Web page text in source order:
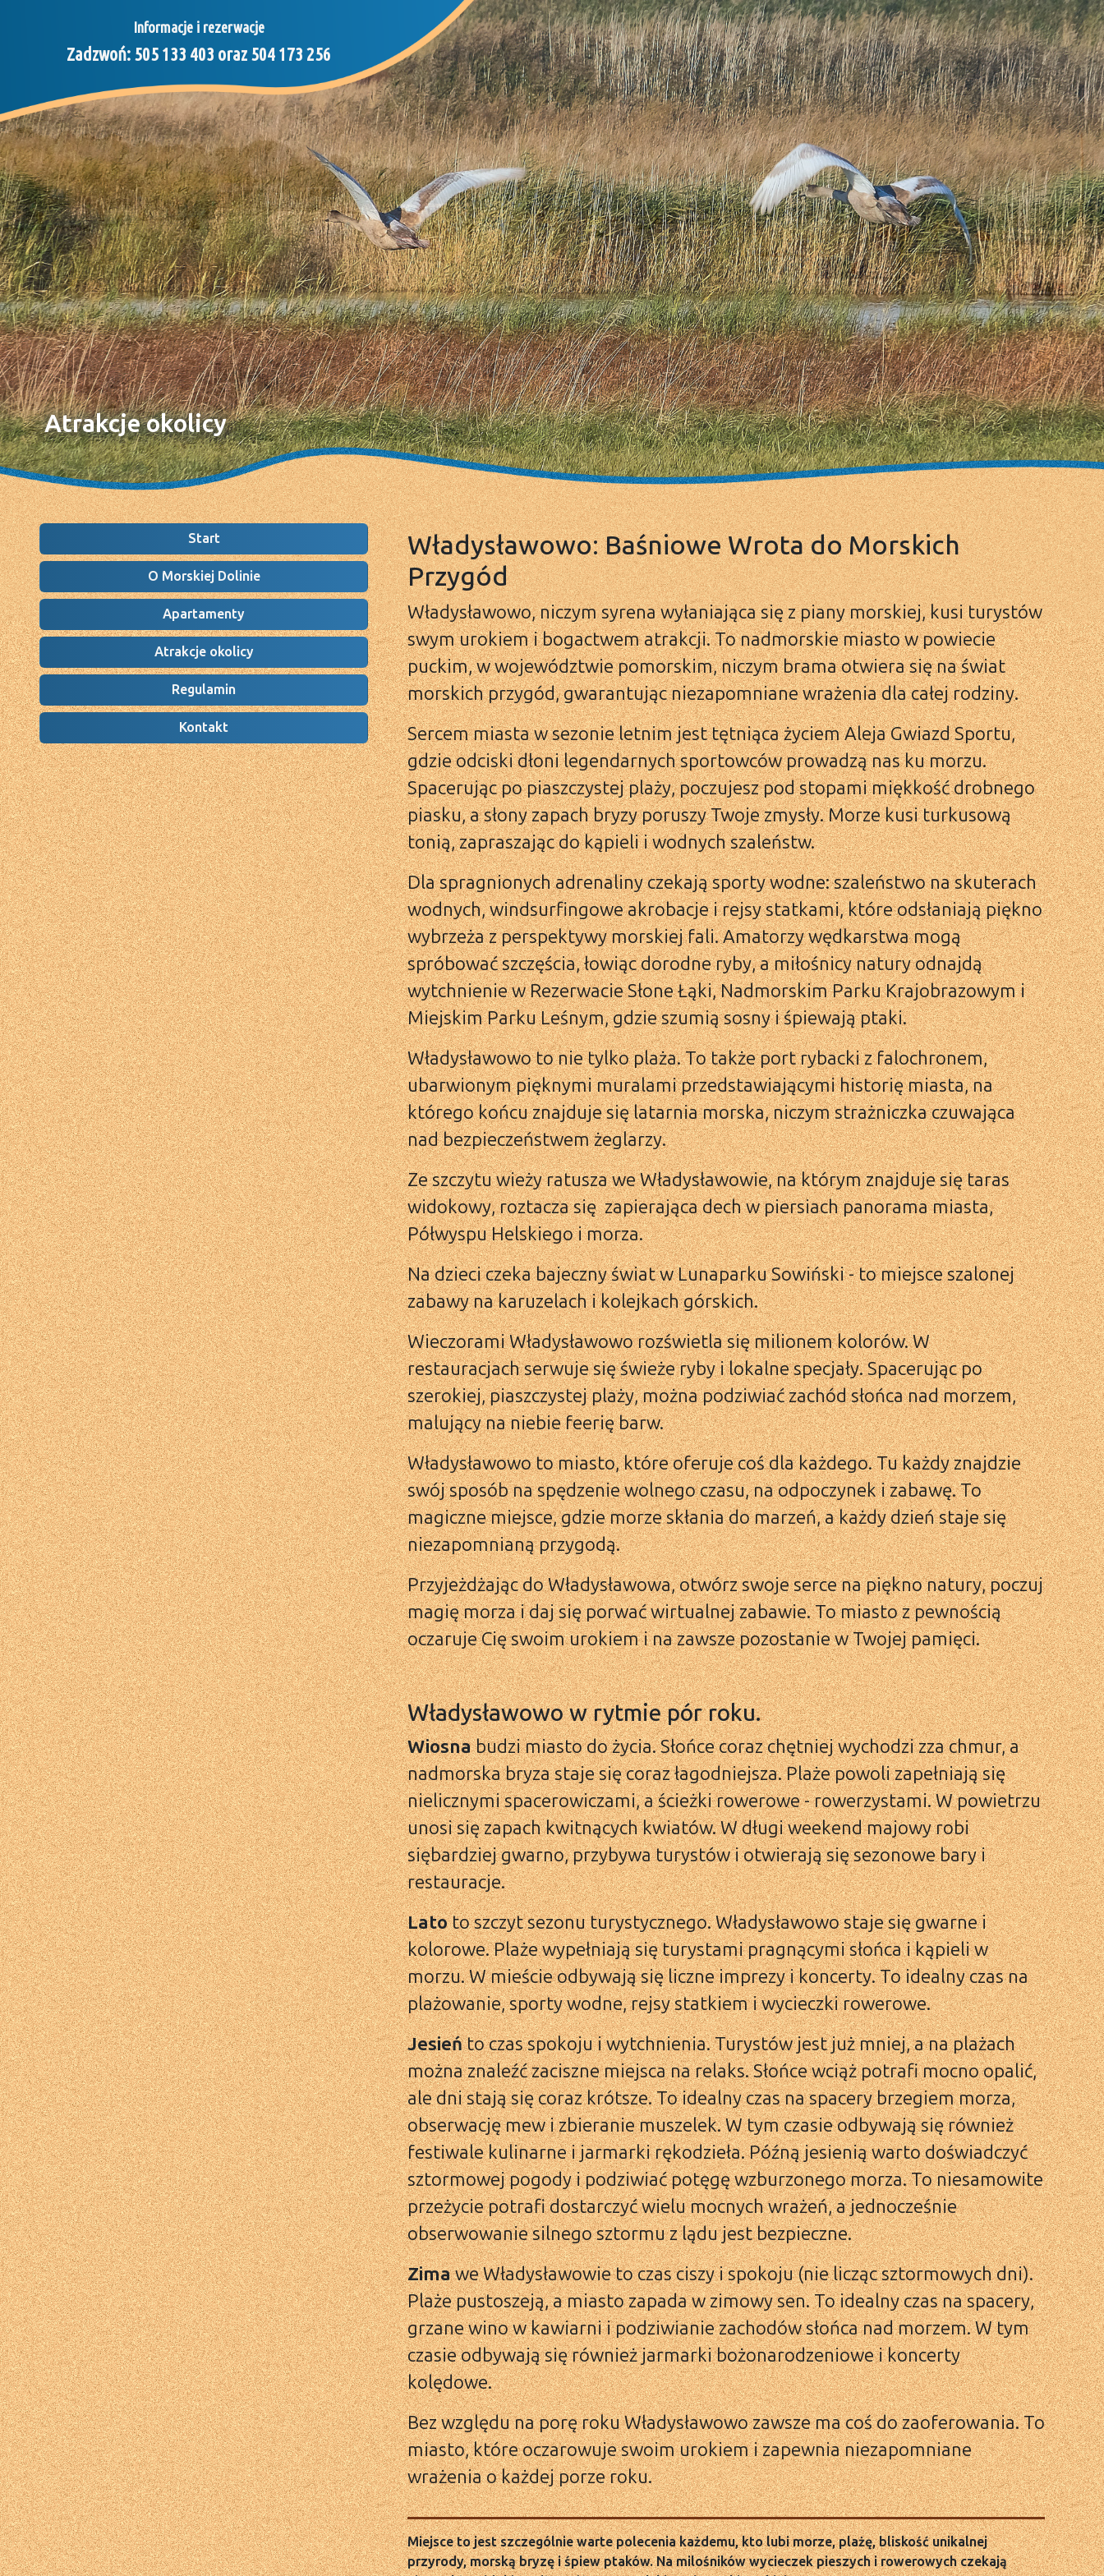
Informacje i rezerwacje
Zadzwoń: 505 133 403 oraz 504 173 256
Atrakcje okolicy
Start
O Morskiej Dolinie
Apartamenty
Atrakcje okolicy
Regulamin
Kontakt
Władysławowo: Baśniowe Wrota do Morskich
Przygód
Władysławowo, niczym syrena wyłaniająca się z piany morskiej, kusi turystów
swym urokiem i bogactwem atrakcji. To nadmorskie miasto w powiecie
puckim, w województwie pomorskim, niczym brama otwiera się na świat
morskich przygód, gwarantując niezapomniane wrażenia dla całej rodziny.
Sercem miasta w sezonie letnim jest tętniąca życiem Aleja Gwiazd Sportu,
gdzie odciski dłoni legendarnych sportowców prowadzą nas ku morzu.
Spacerując po piaszczystej plaży, poczujesz pod stopami miękkość drobnego
piasku, a słony zapach bryzy poruszy Twoje zmysły. Morze kusi turkusową
tonią, zapraszając do kąpieli i wodnych szaleństw.
Dla spragnionych adrenaliny czekają sporty wodne: szaleństwo na skuterach
wodnych, windsurfingowe akrobacje i rejsy statkami, które odsłaniają piękno
wybrzeża z perspektywy morskiej fali. Amatorzy wędkarstwa mogą
spróbować szczęścia, łowiąc dorodne ryby, a miłośnicy natury odnajdą
wytchnienie w Rezerwacie Słone Łąki, Nadmorskim Parku Krajobrazowym i
Miejskim Parku Leśnym, gdzie szumią sosny i śpiewają ptaki.
Władysławowo to nie tylko plaża. To także port rybacki z falochronem,
ubarwionym pięknymi muralami przedstawiającymi historię miasta, na
którego końcu znajduje się latarnia morska, niczym strażniczka czuwająca
nad bezpieczeństwem żeglarzy.
Ze szczytu wieży ratusza we Władysławowie, na którym znajduje się taras
widokowy, roztacza się zapierająca dech w piersiach panorama miasta,
Półwyspu Helskiego i morza.
Na dzieci czeka bajeczny świat w Lunaparku Sowiński - to miejsce szalonej
zabawy na karuzelach i kolejkach górskich.
Wieczorami Władysławowo rozświetla się milionem kolorów. W
restauracjach serwuje się świeże ryby i lokalne specjały. Spacerując po
szerokiej, piaszczystej plaży, można podziwiać zachód słońca nad morzem,
malujący na niebie feerię barw.
Władysławowo to miasto, które oferuje coś dla każdego. Tu każdy znajdzie
swój sposób na spędzenie wolnego czasu, na odpoczynek i zabawę. To
magiczne miejsce, gdzie morze skłania do marzeń, a każdy dzień staje się
niezapomnianą przygodą.
Przyjeżdżając do Władysławowa, otwórz swoje serce na piękno natury, poczuj
magię morza i daj się porwać wirtualnej zabawie. To miasto z pewnością
oczaruje Cię swoim urokiem i na zawsze pozostanie w Twojej pamięci.
Władysławowo w rytmie pór roku.
Wiosnabudzi miasto do życia. Słońce coraz chętniej wychodzi zza chmur, a
nadmorska bryza staje się coraz łagodniejsza. Plaże powoli zapełniają się
nielicznymi spacerowiczami, a ścieżki rowerowe - rowerzystami. W powietrzu
unosi się zapach kwitnących kwiatów. W długi weekend majowy robi
siębardziej gwarno, przybywa turystów i otwierają się sezonowe bary i
restauracje.
Latoto szczyt sezonu turystycznego. Władysławowo staje się gwarne i
kolorowe. Plaże wypełniają się turystami pragnącymi słońca i kąpieli w
morzu. W mieście odbywają się liczne imprezy i koncerty. To idealny czas na
plażowanie, sporty wodne, rejsy statkiem i wycieczki rowerowe.
Jesieńto czas spokoju i wytchnienia. Turystów jest już mniej, a na plażach
można znaleźć zaciszne miejsca na relaks. Słońce wciąż potrafi mocno opalić,
ale dni stają się coraz krótsze. To idealny czas na spacery brzegiem morza,
obserwację mew i zbieranie muszelek. W tym czasie odbywają się również
festiwale kulinarne i jarmarki rękodzieła. Późną jesienią warto doświadczyć
sztormowej pogody i podziwiać potęgę wzburzonego morza. To niesamowite
przeżycie potrafi dostarczyć wielu mocnych wrażeń, a jednocześnie
obserwowanie silnego sztormu z lądu jest bezpieczne.
Zimawe Władysławowie to czas ciszy i spokoju (nie licząc sztormowych dni).
Plaże pustoszeją, a miasto zapada w zimowy sen. To idealny czas na spacery,
grzane wino w kawiarni i podziwianie zachodów słońca nad morzem. W tym
czasie odbywają się również jarmarki bożonarodzeniowe i koncerty
kolędowe.
Bez względu na porę roku Władysławowo zawsze ma coś do zaoferowania. To
miasto, które oczarowuje swoim urokiem i zapewnia niezapomniane
wrażenia o każdej porze roku.
Miejsce to jest szczególnie warte polecenia każdemu, kto lubi morze, plażę, bliskość unikalnej
przyrody, morską bryzę i śpiew ptaków. Na milośników wycieczek pieszych i rowerowych czekają